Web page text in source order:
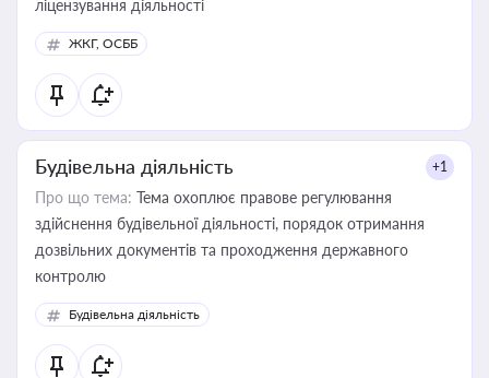
ліцензування діяльності
ЖКГ, ОСББ
Будівельна діяльність +1
Про що тема: Тема охоплює правове регулювання
здійснення будівельної діяльності, порядок отримання
дозвільних документів та проходження державного
контролю
Будівельна діяльність